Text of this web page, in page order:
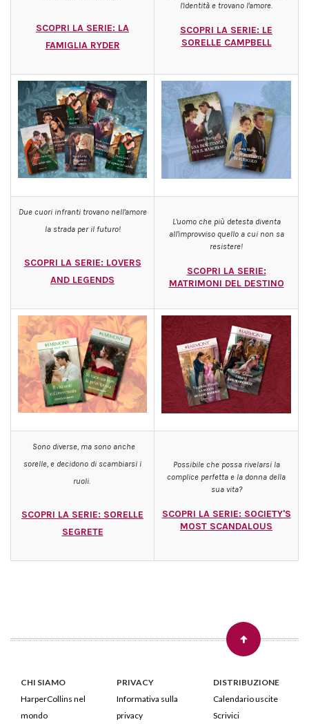
SCOPRI LA SERIE: LA
FAMIGLIA RYDER
l'identità e trovano l'amore.
SCOPRI LA SERIE: LE
SORELLE CAMPBELL
Due cuori infranti trovano nell'amore
la strada per il futuro!
SCOPRI LA SERIE: LOVERS
AND LEGENDS
L'uomo che più detesta diventa
all'improvviso quello a cui non sa
resistere!
SCOPRI LA SERIE:
MATRIMONI DEL DESTINO
Sono diverse, ma sono anche
sorelle, e decidono di scambiarsi i
ruoli.
SCOPRI LA SERIE: SORELLE
SEGRETE
Possibile che possa rivelarsi la
complice perfetta e la donna della
sua vita?
SCOPRI LA SERIE: SOCIETY'S
MOST SCANDALOUS
CHI SIAMO
HarperCollins nel
mondo
PRIVACY
Informativa sulla
privacy
DISTRIBUZIONE
Calendario uscite
Scrivici